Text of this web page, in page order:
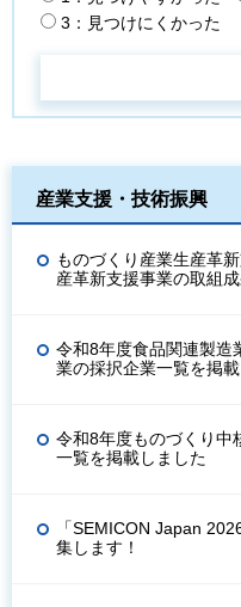
3：見つけにくかった
産業支援・技術振興
ものづくり産業生産革
産革新支援事業の取組
令和8年度食品関連製造
業の採択企業一覧を掲
令和8年度ものづくり中
一覧を掲載しました
「SEMICON Japan
集します！